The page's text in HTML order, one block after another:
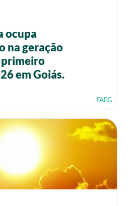
ocupa
na geração
primeiro
em Goiás.
FAEG